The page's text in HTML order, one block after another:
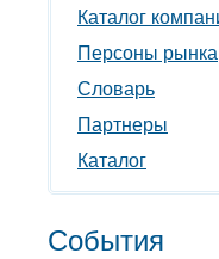
Каталог
Персоны рынка
Словарь
Партнеры
Каталог
События